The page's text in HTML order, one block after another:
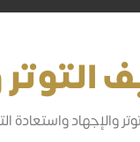
والإجهاد واستعادة